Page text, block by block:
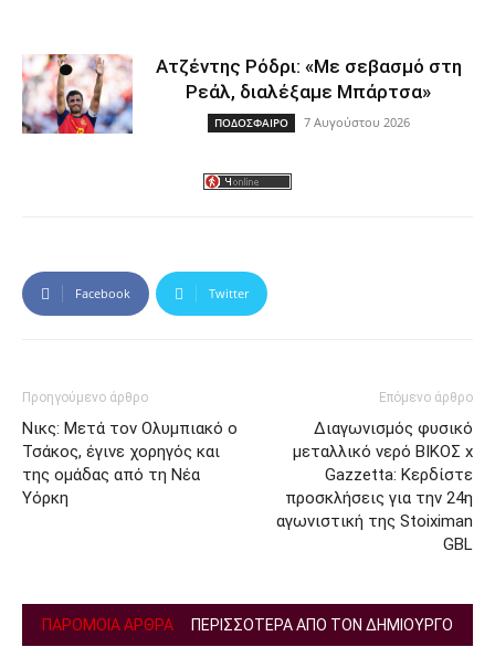
Ατζέντης Ρόδρι: «Με σεβασμό στη
Ρεάλ, διαλέξαμε Μπάρτσα»
ΠΟΔΟΣΦΑΙΡΟ 7 Αυγούστου 2026
Facebook Twitter
Προηγούμενο άρθρο
Νικς: Μετά τον Ολυμπιακό ο
Τσάκος, έγινε χορηγός και
της ομάδας από τη Νέα
Υόρκη
Επόμενο άρθρο
Διαγωνισμός φυσικό
μεταλλικό νερό ΒΙΚΟΣ x
Gazzetta: Κερδίστε
προσκλήσεις για την 24η
αγωνιστική της Stoiximan
GBL
ΠΑΡΟΜΟΙΑ ΑΡΘΡΑ ΠΕΡΙΣΣΟΤΕΡΑ ΑΠΟ ΤΟΝ ΔΗΜΙΟΥΡΓΟ